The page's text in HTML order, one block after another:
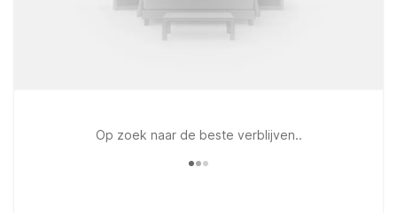
Op zoek naar de beste verblijven..